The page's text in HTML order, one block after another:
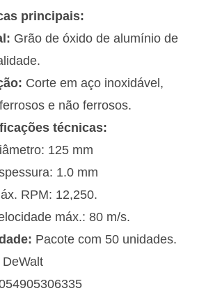
principais:
Grão de óxido de alumínio de
Corte em aço inoxidável,
e não ferrosos.
técnicas:
125 mm
1.0 mm
RPM: 12,250.
máx.: 80 m/s.
Pacote com 50 unidades.
DeWalt